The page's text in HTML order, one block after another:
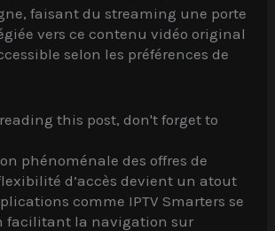
faisant du streaming une porte
vers ce contenu vidéo original
selon les préférences de
this post, don't forget to
phénoménale des offres de
d’accès devient un atout
comme IPTV Smarters se
facilitant la navigation sur